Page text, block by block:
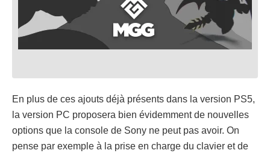
En plus de ces ajouts déjà présents dans la version PS5,
la version PC proposera bien évidemment de nouvelles
options que la console de Sony ne peut pas avoir. On
pense par exemple à la prise en charge du clavier et de